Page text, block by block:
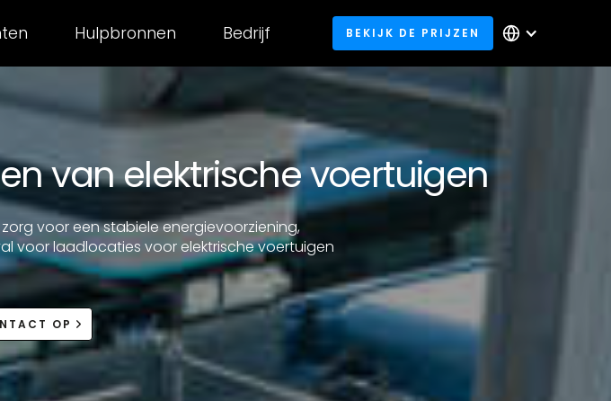
Hulpbronnen Bedrijf BEKIJK DE PRIJZEN
van elektrische voertuigen
voor een stabiele energievoorziening,
voor laadlocaties voor elektrische voertuigen
OP